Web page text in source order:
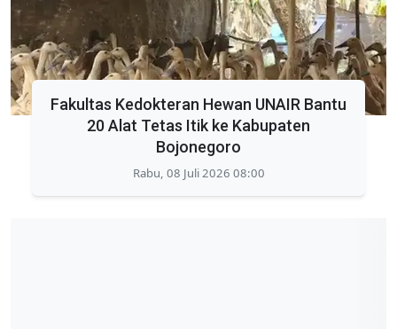
Fakultas Kedokteran Hewan UNAIR Bantu
20 Alat Tetas Itik ke Kabupaten
Bojonegoro
Rabu, 08 Juli 2026 08:00